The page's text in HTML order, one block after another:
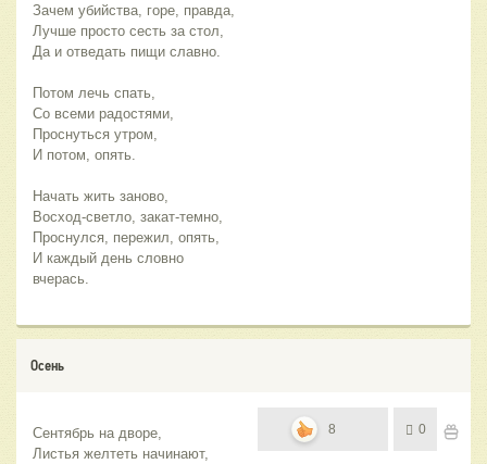
Зачем убийства, горе, правда,
Лучше просто сесть за стол,
Да и отведать пищи славно.
Потом лечь спать,
Со всеми радостями,
Проснуться утром,
И потом, опять.
Начать жить заново,
Восход-светло, закат-темно,
Проснулся, пережил, опять,
И каждый день словно
вчерась.
Осень
Сентябрь на дворе,
Листья желтеть начинают,
8 0